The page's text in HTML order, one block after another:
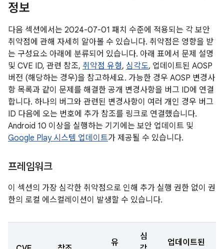
정보
다음 섹션에서는 2024-07-01 패치 수준에 적용되는 각 보안
취약점에 관해 자세히 알아볼 수 있습니다. 취약점은 영향을 받
는 구성요소 아래에 분류되어 있습니다. 아래 표에서 문제 설명
및 CVE ID, 관련 참조, 취약점 유형, 심각도, 업데이트된 AOSP
버전 (해당하는 경우)을 참고하세요. 가능한 경우 AOSP 변경사
항 목록과 같이 문제를 해결한 공개 변경사항을 버그 ID에 연결
합니다. 하나의 버그와 관련된 변경사항이 여러 개인 경우 버그
ID 다음에 오는 번호에 추가 참조를 링크로 연결했습니다.
Android 10 이상을 실행하는 기기에는 보안 업데이트 및
Google Play 시스템 업데이트가 제공될 수 있습니다.
프레임워크
이 섹션의 가장 심각한 취약점으로 인해 추가 실행 권한 없이 권
한의 로컬 에스컬레이션이 발생할 수 있습니다.
유
심
업데이트된